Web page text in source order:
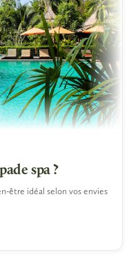
spa ?
être idéal selon vos envies